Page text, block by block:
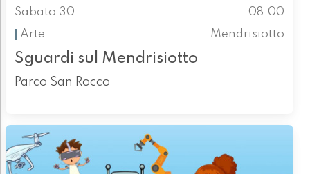
Sabato 30
08.00
Arte
Mendrisiotto
Sguardi sul Mendrisiotto
Parco San Rocco